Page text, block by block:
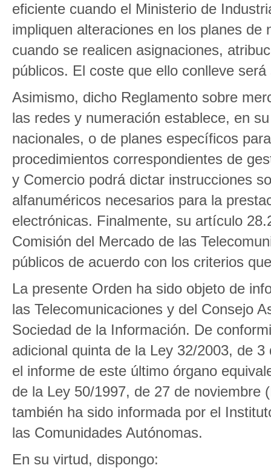
eficiente cuando el Ministerio de
impliquen alteraciones en los planes
cuando se realicen asignaciones,
públicos. El coste que ello conlleve
Asimismo, dicho Reglamento sobre
las redes y numeración establece, en
nacionales, o de planes específicos
procedimientos correspondientes de
y Comercio podrá dictar instrucciones
alfanuméricos necesarios para la
electrónicas. Finalmente, su artículo
Comisión del Mercado de las
públicos de acuerdo con los criterios
La presente Orden ha sido objeto de
las Telecomunicaciones y del Consejo
Sociedad de la Información. De
adicional quinta de la Ley 32/2003, de
el informe de este último órgano
de la Ley 50/1997, de 27 de noviembre
también ha sido informada por el
las Comunidades Autónomas.
En su virtud, dispongo: